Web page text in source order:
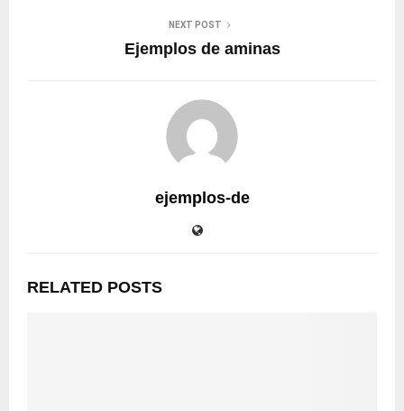
NEXT POST
Ejemplos de aminas
ejemplos-de
RELATED POSTS